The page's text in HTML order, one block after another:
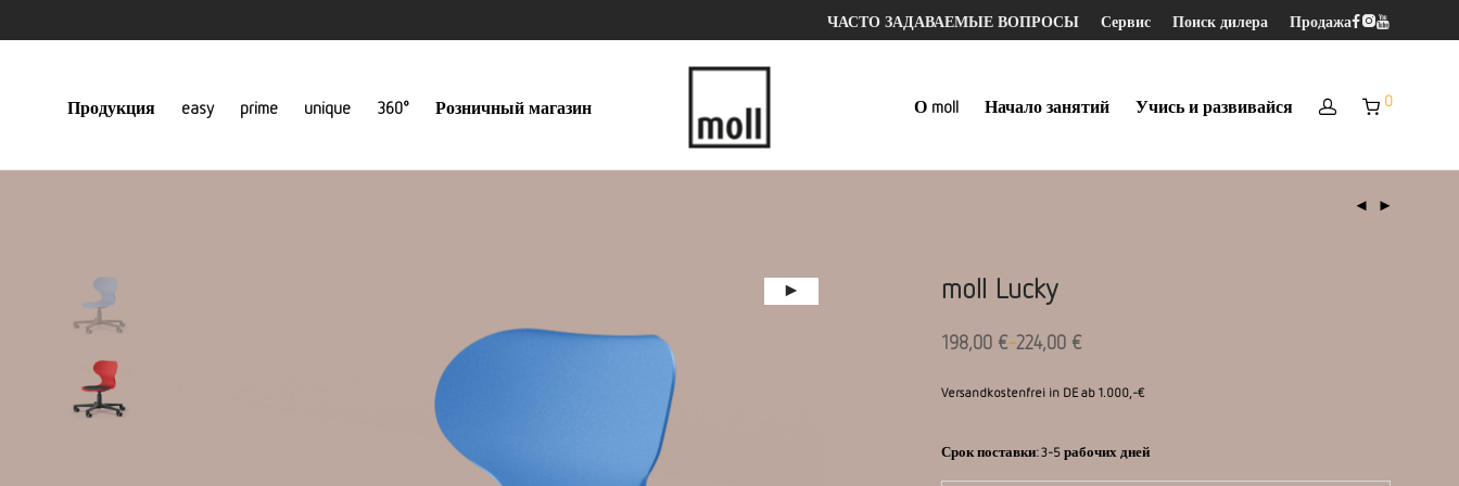
ЧАСТО ЗАДАВАЕМЫЕ ВОПРОСЫ Сервис Поиск дилера Продажа
Продукция easy prime unique 360° Розничный магазин О moll Начало занятий Учись и развивайся 0
moll Lucky
198,00 €-224,00 €
Versandkostenfrei in DE ab 1.000,-€
Срок поставки:3-5 рабочих дней